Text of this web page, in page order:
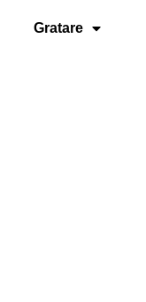
Gratare